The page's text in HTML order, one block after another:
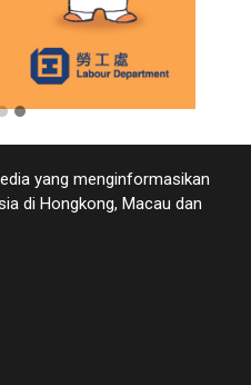
yang menginformasikan
di Hongkong, Macau dan